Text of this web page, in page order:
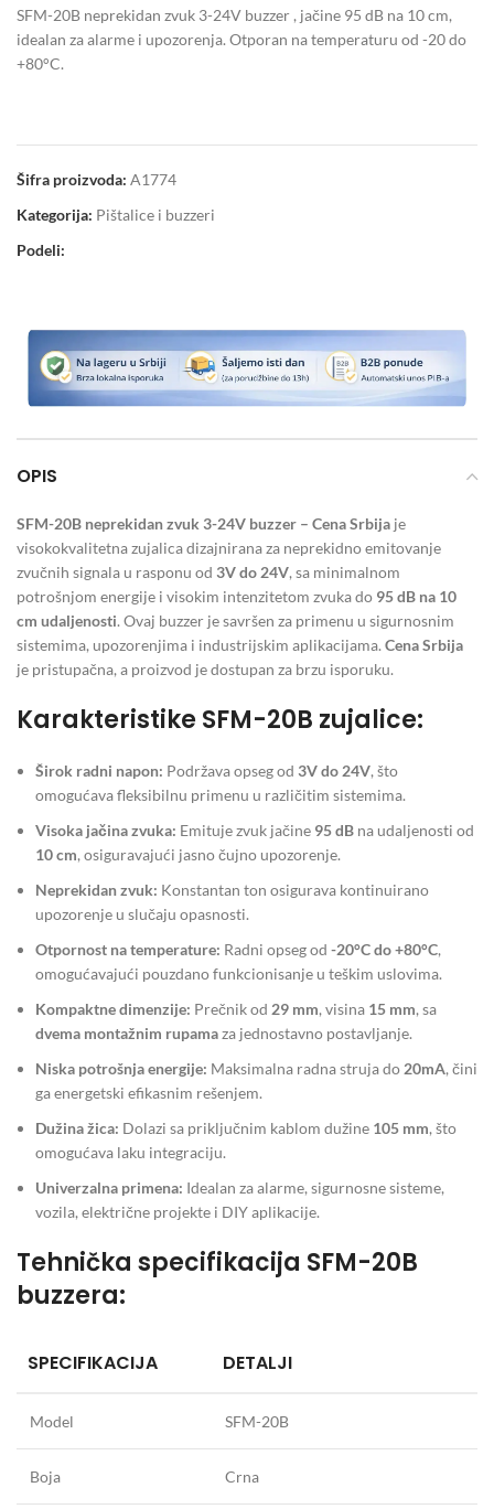
SFM-20B neprekidan zvuk 3-24V buzzer , jačine 95 dB na 10 cm,
idealan za alarme i upozorenja. Otporan na temperaturu od -20 do
+80°C.
Šifra proizvoda: A1774
Kategorija: Pištalice i buzzeri
Podeli:
OPIS
SFM-20B neprekidan zvuk 3-24V buzzer – Cena Srbija je
visokokvalitetna zujalica dizajnirana za neprekidno emitovanje
zvučnih signala u rasponu od 3V do 24V, sa minimalnom
potrošnjom energije i visokim intenzitetom zvuka do 95 dB na 10
cm udaljenosti. Ovaj buzzer je savršen za primenu u sigurnosnim
sistemima, upozorenjima i industrijskim aplikacijama. Cena Srbija
je pristupačna, a proizvod je dostupan za brzu isporuku.
Karakteristike SFM-20B zujalice:
Širok radni napon: Podržava opseg od 3V do 24V, što
omogućava fleksibilnu primenu u različitim sistemima.
Visoka jačina zvuka: Emituje zvuk jačine 95 dB na udaljenosti od
10 cm, osiguravajući jasno čujno upozorenje.
Neprekidan zvuk: Konstantan ton osigurava kontinuirano
upozorenje u slučaju opasnosti.
Otpornost na temperature: Radni opseg od -20°C do +80°C,
omogućavajući pouzdano funkcionisanje u teškim uslovima.
Kompaktne dimenzije: Prečnik od 29 mm, visina 15 mm, sa
dvema montažnim rupamaza jednostavno postavljanje.
Niska potrošnja energije: Maksimalna radna struja do 20mA, čini
ga energetski efikasnim rešenjem.
Dužina žica: Dolazi sa priključnim kablom dužine 105 mm, što
omogućava laku integraciju.
Univerzalna primena: Idealan za alarme, sigurnosne sisteme,
vozila, električne projekte i DIY aplikacije.
Tehnička specifikacija SFM-20B
buzzera:
SPECIFIKACIJA DETALJI
Model SFM-20B
Boja Crna